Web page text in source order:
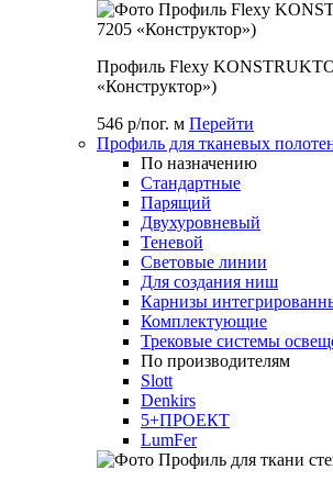
Профиль Flexy
«Конструктор»)
546 р/пог. м Перейти
Профиль для тканевых
По назначению
Стандартные
Парящий
Двухуровневый
Теневой
Световые линии
Для создания ниш
Карнизы
Комплектующие
Трековые системы
По производителям
Slott
Denkirs
5+ПРОЕКТ
LumFer